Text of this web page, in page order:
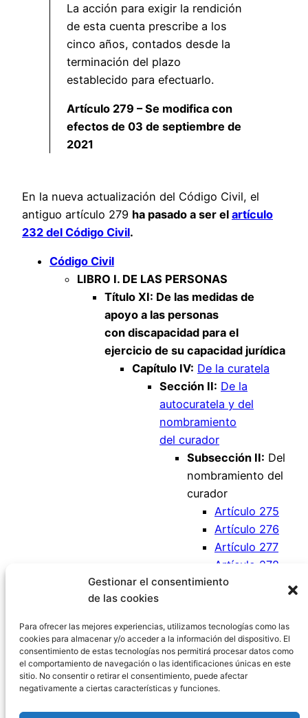
Gestionar el consentimiento
de las cookies
Para ofrecer las mejores experiencias, utilizamos tecnologías como las
cookies para almacenar y/o acceder a la información del dispositivo. El
consentimiento de estas tecnologías nos permitirá procesar datos como
el comportamiento de navegación o las identificaciones únicas en este
sitio. No consentir o retirar el consentimiento, puede afectar
negativamente a ciertas características y funciones.
La acción para exigir la rendición
de esta cuenta prescribe a los
cinco años, contados desde la
terminación del plazo
establecido para efectuarlo.
Artículo 279 – Se modifica con
efectos de 03 de septiembre de
2021
En la nueva actualización del Código Civil, el
antiguo artículo 279 ha pasado a ser el artículo
232 del Código Civil.
Código Civil
LIBRO I. DE LAS PERSONAS
Título XI: De las medidas de
apoyo a las personas
con discapacidad para el
ejercicio de su capacidad jurídica
Capítulo IV: De la curatela
Sección II: De la
autocuratela y del
nombramiento
del curador
Subsección II: Del
nombramiento del
curador
Artículo 275
Artículo 276
Artículo 277
Artículo 278
Artículo 279